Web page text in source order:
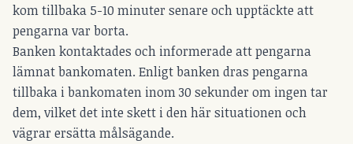
kom tillbaka 5-10 minuter senare och upptäckte att
pengarna var borta.
Banken kontaktades och informerade att pengarna
lämnat bankomaten. Enligt banken dras pengarna
tillbaka i bankomaten inom 30 sekunder om ingen tar
dem, vilket det inte skett i den här situationen och
vägrar ersätta målsägande.